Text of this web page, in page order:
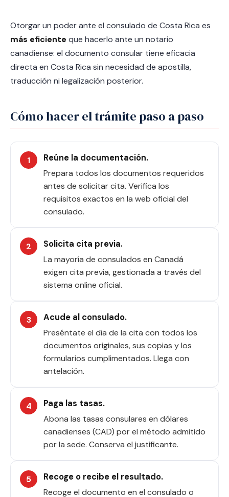
Otorgar un poder ante el consulado de Costa Rica es
más eficiente que hacerlo ante un notario
canadiense: el documento consular tiene eficacia
directa en Costa Rica sin necesidad de apostilla,
traducción ni legalización posterior.
Cómo hacer el trámite paso a paso
Reúne la documentación.
Prepara todos los documentos requeridos
antes de solicitar cita. Verifica los
requisitos exactos en la web oficial del
consulado.
Solicita cita previa.
La mayoría de consulados en Canadá
exigen cita previa, gestionada a través del
sistema online oficial.
Acude al consulado.
Preséntate el día de la cita con todos los
documentos originales, sus copias y los
formularios cumplimentados. Llega con
antelación.
Paga las tasas.
Abona las tasas consulares en dólares
canadienses (CAD) por el método admitido
por la sede. Conserva el justificante.
Recoge o recibe el resultado.
Recoge el documento en el consulado o